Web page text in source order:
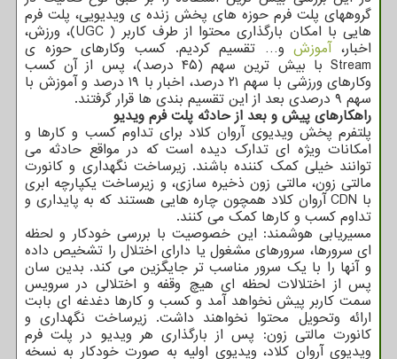
گروههای پلت فرم حوزه های پخش زنده ی ویدیویی، پلت فرم
هایی با امکان بارگذاری محتوا از طرف کاربر ( UGC)، ورزش،
اخبار،آموزشو… تقسیم کردیم. کسب وکارهای حوزه ی
Stream با بیش ترین سهم (۴۵ درصد)، پس از آن کسب
وکارهای ورزشی با سهم ۲۱ درصد، اخبار با ۱۹ درصد و آموزش با
سهم ۹ درصدی بعد از این تقسیم بندی ها قرار گرفتند.
راهکارهای پیش و بعد از حادثه پلت فرم ویدیو
پلتفرم پخش ویدیوی آروان کلاد برای تداوم کسب و کارها و
امکانات ویژه ای تدارک دیده است که در مواقع حادثه می
توانند خیلی کمک کننده باشند. زیرساخت نگهداری و کانورت
مالتی زون، مالتی زون ذخیره سازی، و زیرساخت یکپارچه ابری
با CDN آروان کلاد همچون چاره هایی هستند که به پایداری و
تداوم کسب و کارها کمک می کنند.
مسیریابی هوشمند: این خصوصیت با بررسی خودکار و لحظه
ای سرورها، سرورهای مشغول یا دارای اختلال را تشخیص داده
و آنها را با یک سرور مناسب تر جایگزین می کند. بدین سان
پس از اختلالات لحظه ای هیچ وقفه و اختلالی در سرویس
سمت کاربر پیش نخواهد آمد و کسب و کارها دغدغه ای بابت
ارائه وتحویل محتوا نخواهند داشت. زیرساخت نگهداری و
کانورت مالتی زون: پس از بارگذاری هر ویدیو در پلت فرم
ویدیوی آروان کلاد، ویدیوی اولیه به صورت خودکار به نسخه